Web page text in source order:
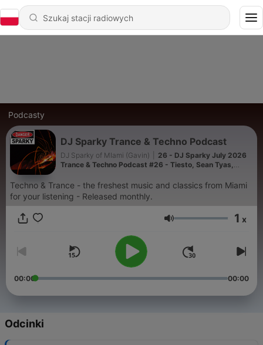
Podcasty
DJ Sparky Trance & Techno Podcast
DJ Sparky of MIami (Gavin)
26 - DJ Sparky July 2026
Trance & Techno Podcast #26 - Tiesto, Sean Tyas,
Techno & Trance - the freshest music and classics from Miami
for your listening - Released monthly.
Głośność 1 x
00:00 00:00
Odcinki